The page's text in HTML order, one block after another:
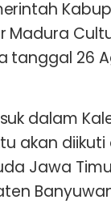
Madura
tanggal 26
dalam
akan
Jawa